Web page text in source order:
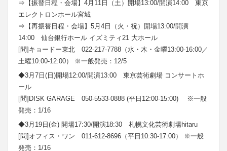
⇒【振替日程・会場】4月11日（土）開場13:00/開演14:00 東京
エレクトロンホール宮城
⇒【再振替日程・会場】5月4日（火・祝）開場13:00/開演
14:00 仙台銀行ホール イズミティ21 大ホール
[問]キョードー東北 022-217-7788（水・木・金曜13:00-16:00／
土曜10:00-12:00） ※一般発売：12/5
◆3月7日(日)開場12:00/開演13:00 東京芸術劇場 コンサートホ
ール
[問]DISK GARAGE 050-5533-0888 (平日12:00-15:00) ※一般
発売：1/16
◆3月19日(金) 開場17:30/開演18:30 札幌文化芸術劇場hitaru
[問]オフィス・ワン 011-612-8696（平日10:30-17:00） ※一般
発売：1/16